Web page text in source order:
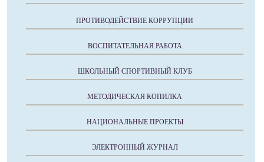
ПРОТИВОДЕЙСТВИЕ КОРРУПЦИИ
ВОСПИТАТЕЛЬНАЯ РАБОТА
ШКОЛЬНЫЙ СПОРТИВНЫЙ КЛУБ
МЕТОДИЧЕСКАЯ КОПИЛКА
НАЦИОНАЛЬНЫЕ ПРОЕКТЫ
ЭЛЕКТРОННЫЙ ЖУРНАЛ